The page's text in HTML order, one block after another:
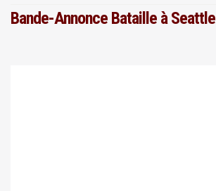
Bande-Annonce Bataille à Seattle